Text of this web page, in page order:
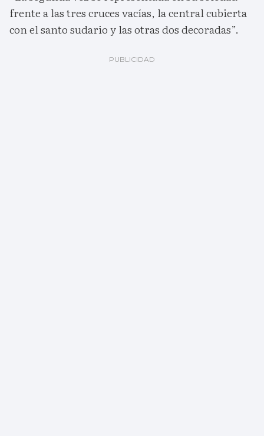
frente a las tres cruces vacías, la central cubierta
con el santo sudario y las otras dos decoradas”.